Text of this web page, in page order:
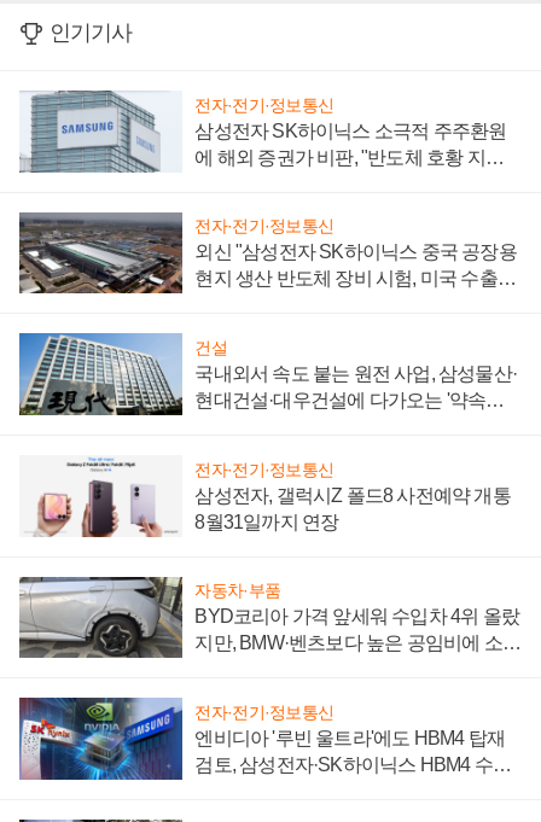
인기기사
전자·전기·정보통신
삼성전자 SK하이닉스 소극적 주주환원
에 해외 증권가 비판, "반도체 호황 지속
전자·전기·정보통신
외신 "삼성전자 SK하이닉스 중국 공장용
현지 생산 반도체 장비 시험, 미국 수출통
건설
국내외서 속도 붙는 원전 사업, 삼성물산·
현대건설·대우건설에 다가오는 '약속의
전자·전기·정보통신
삼성전자, 갤럭시Z 폴드8 사전예약 개통
8월31일까지 연장
자동차·부품
BYD코리아 가격 앞세워 수입차 4위 올랐
지만, BMW·벤츠보다 높은 공임비에 소비
전자·전기·정보통신
엔비디아 '루빈 울트라'에도 HBM4 탑재
검토, 삼성전자·SK하이닉스 HBM4 수율